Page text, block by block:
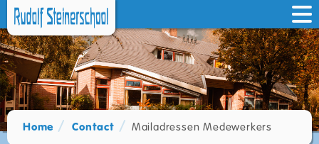
Home Contact Mailadressen Medewerkers